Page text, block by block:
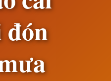
đón